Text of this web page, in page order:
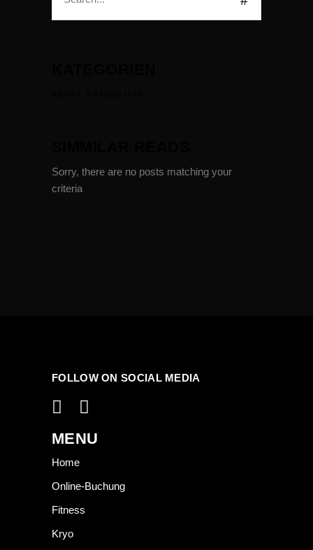
Sorry, there are no posts matching your
criteria
FOLLOW ON SOCIAL MEDIA
MENU
Home
Online-Buchung
Fitness
Kryo